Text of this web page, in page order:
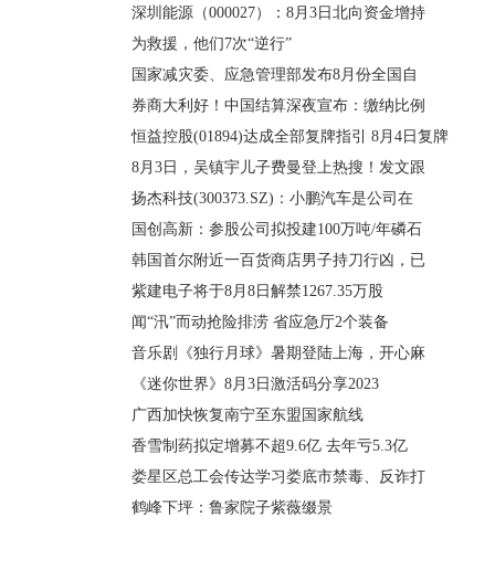
深圳能源（000027）：8月3日北向资金增持
为救援，他们7次“逆行”
国家减灾委、应急管理部发布8月份全国自
券商大利好！中国结算深夜宣布：缴纳比例
恒益控股(01894)达成全部复牌指引 8月4日复牌
8月3日，吴镇宇儿子费曼登上热搜！发文跟
扬杰科技(300373.SZ)：小鹏汽车是公司在
国创高新：参股公司拟投建100万吨/年磷石
韩国首尔附近一百货商店男子持刀行凶，已
紫建电子将于8月8日解禁1267.35万股
闻“汛”而动抢险排涝 省应急厅2个装备
音乐剧《独行月球》暑期登陆上海，开心麻
《迷你世界》8月3日激活码分享2023
广西加快恢复南宁至东盟国家航线
香雪制药拟定增募不超9.6亿 去年亏5.3亿
娄星区总工会传达学习娄底市禁毒、反诈打
鹤峰下坪：鲁家院子紫薇缀景